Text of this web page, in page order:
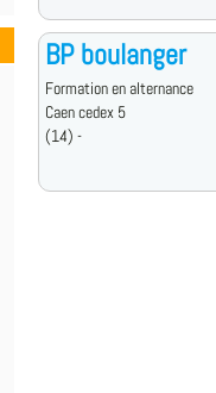
BP boulanger
Formation en alternance
Caen cedex 5
(14) -